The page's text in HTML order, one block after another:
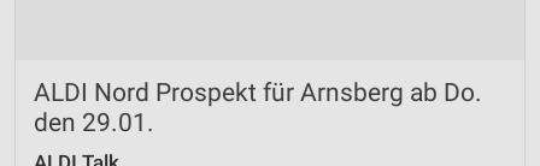
ALDI Nord Prospekt für Arnsberg ab Do.
den 29.01.
Verwendung genauer Standortdaten
Geräte anhand von aktiv angeforderten
Informationen identifizieren